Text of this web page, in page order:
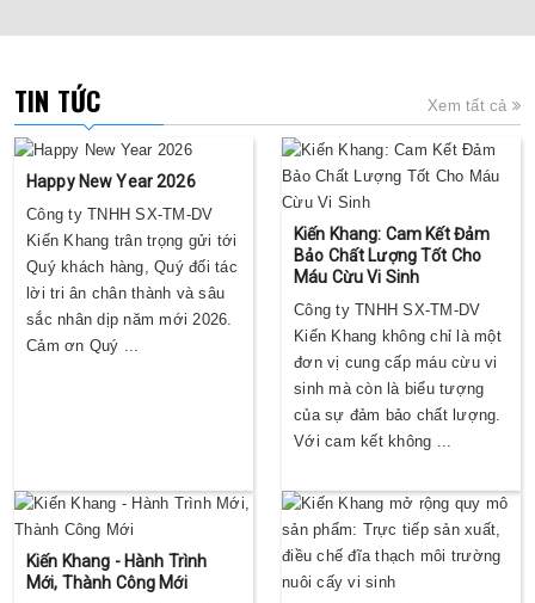
TIN TỨC Xem tất cả
Happy New Year 2026
Công ty TNHH SX-TM-DV
Kiến Khang trân trọng gửi tới
Quý khách hàng, Quý đối tác
lời tri ân chân thành và sâu
sắc nhân dịp năm mới 2026.
Cảm ơn Quý ...
Kiến Khang: Cam Kết Đảm
Bảo Chất Lượng Tốt Cho
Máu Cừu Vi Sinh
Công ty TNHH SX-TM-DV
Kiến Khang không chỉ là một
đơn vị cung cấp máu cừu vi
sinh mà còn là biểu tượng
của sự đảm bảo chất lượng.
Với cam kết không ...
Kiến Khang - Hành Trình
Mới, Thành Công Mới